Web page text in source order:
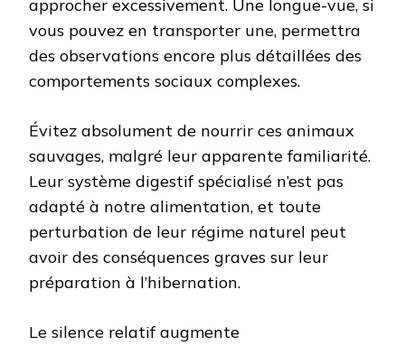
approcher excessivement. Une longue-vue, si
vous pouvez en transporter une, permettra
des observations encore plus détaillées des
comportements sociaux complexes.
Évitez absolument de nourrir ces animaux
sauvages, malgré leur apparente familiarité.
Leur système digestif spécialisé n’est pas
adapté à notre alimentation, et toute
perturbation de leur régime naturel peut
avoir des conséquences graves sur leur
préparation à l’hibernation.
Le silence relatif augmente